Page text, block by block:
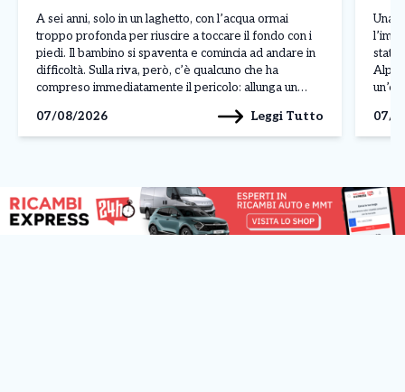
A sei anni, solo in un laghetto, con l’acqua ormai
troppo profonda per riuscire a toccare il fondo con i
piedi. Il bambino si spaventa e comincia ad andare in
difficoltà. Sulla riva, però, c’è qualcuno che ha
compreso immediatamente il pericolo: allunga un
Pochi istanti […]
07/08/2026 Leggi Tutto
Una
stato
07/